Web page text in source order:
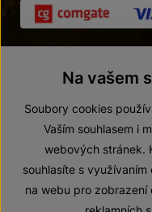
© 2026
Na vašem
Soubory cookies
Vaším souhlasem i
webových stránek.
souhlasíte s
na webu pro zobrazení